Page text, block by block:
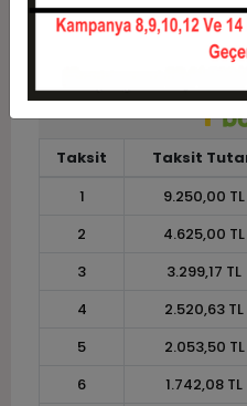
11
1.025,91 TL
955,83 TL
Taksit Taksit
1
9.250,00 TL
2
4.625,00 TL
3
3.299,17 TL
4
2.520,63 TL
5
2.053,50 TL
6
1.742,08 TL